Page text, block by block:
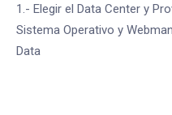
1.- Elegir el Data Center y
Sistema Operativo y
Data